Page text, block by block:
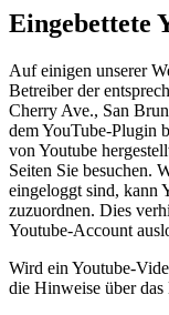
Eingebettete
Auf einigen unserer
Betreiber der
Cherry Ave., San
dem YouTube-Plugin
von Youtube
Seiten Sie besuchen.
eingeloggt sind, kann
zuzuordnen. Dies
Youtube-Account
Wird ein Youtube-
die Hinweise über das